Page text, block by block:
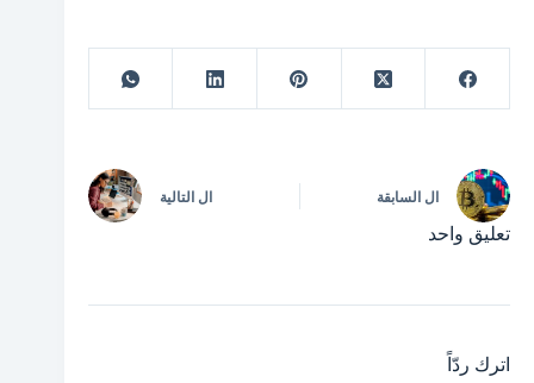
ال السابقة ال التالية
تعليق واحد
اترك ردّاً